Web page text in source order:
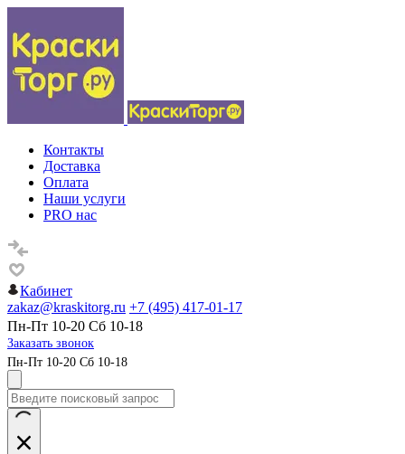
Контакты
Доставка
Оплата
Наши услуги
PRO нас
Кабинет
zakaz@kraskitorg.ru +7 (495) 417-01-17
Пн-Пт 10-20 Сб 10-18
Заказать звонок
Пн-Пт 10-20 Сб 10-18